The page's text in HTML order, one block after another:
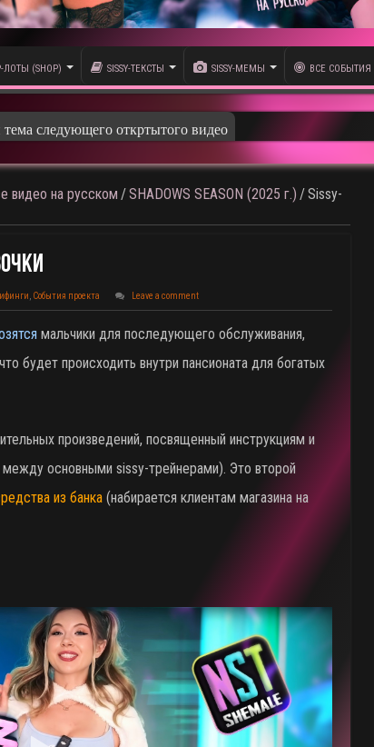
ЛОТЫ (SHOP) SISSY-ТЕКСТЫ SISSY-МЕМЫ ВСЕ СОБЫТИЯ
следующего откртытого видео
видео на русском /SHADOWS SEASON (2025 г.) /Sissy-
События проекта Leave a comment
мальчики для последующего обслуживания,
будет происходить внутри пансионата для богатых
произведений, посвященный инструкциям и
основными sissy-трейнерами). Это второй
из банка(набирается клиентам магазина на